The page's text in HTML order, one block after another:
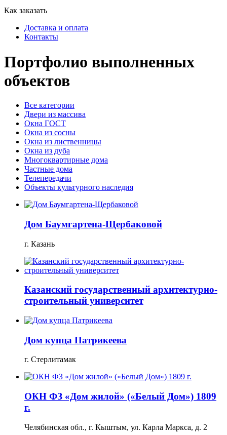
Как заказать
Доставка и оплата
Контакты
Портфолио выполненных
объектов
Все категории
Двери из массива
Окна ГОСТ
Окна из сосны
Окна из лиственницы
Окна из дуба
Многоквартирные дома
Частные дома
Телепередачи
Объекты культурного наследия
Дом Баумгартена-Щербаковой
г. Казань
Казанский государственный архитектурно-
строительный университет
Дом купца Патрикеева
г. Стерлитамак
ОКН ФЗ «Дом жилой» («Белый Дом») 1809
г.
Челябинская обл., г. Кыштым, ул. Карла Маркса, д. 2